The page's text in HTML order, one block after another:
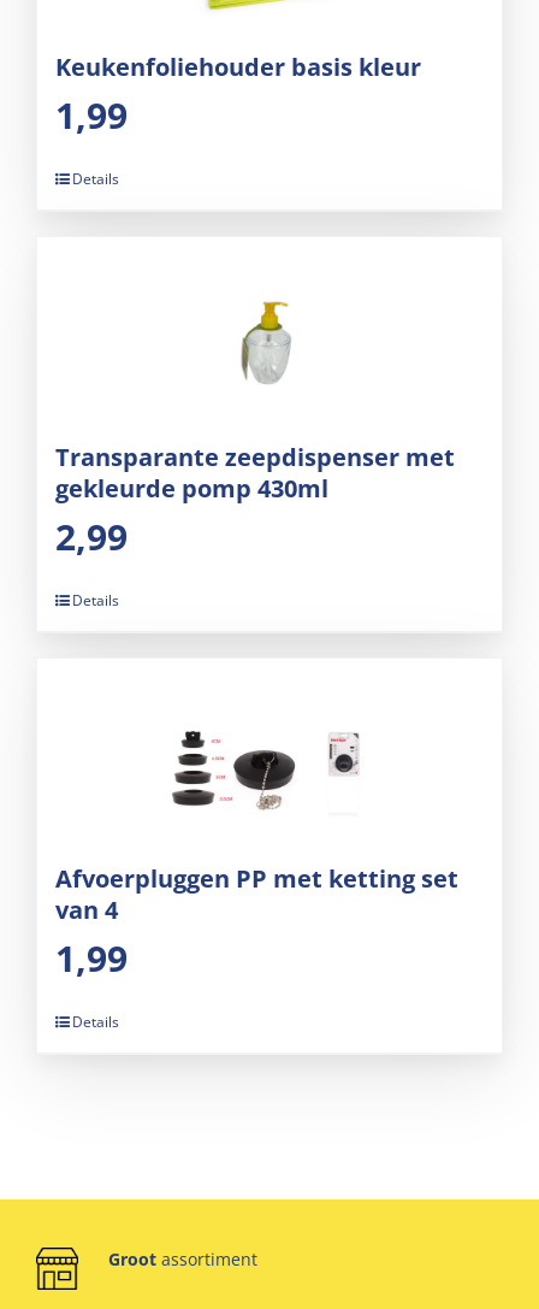
Keukenfoliehouder basis kleur
1,99
Details
Transparante zeepdispenser met
gekleurde pomp 430ml
2,99
Details
Afvoerpluggen PP met ketting set
van 4
1,99
Details
Groot assortiment